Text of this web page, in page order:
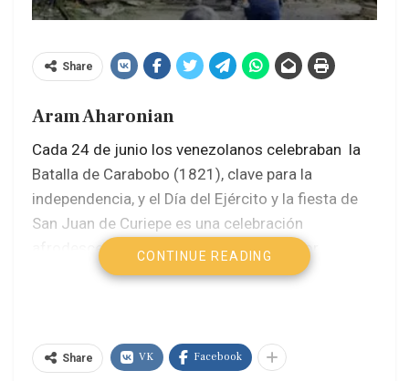
Share
Aram Aharonian
Cada 24 de junio los venezolanos celebraban la
Batalla de Carabobo (1821), clave para la
independencia, y el Día del Ejército y la fiesta de
San Juan de Curiepe es una celebración
afrodescendiente que se realiza a tambor
batiente en el pueblo de Curiepe, en el Estado
danza desde la medianoche del 23 hasta la tarde
del 25 de junio de cada año.
CONTINUE READING
Share VK Facebook